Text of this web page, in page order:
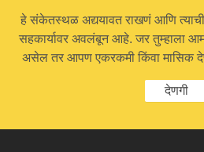
हे संकेतस्थळ अद्ययावत राखणं आणि
सहकार्यावर अवलंबून आहे. जर तुम्हाला
असेल तर आपण एकरकमी किंवा मासिक
देणगी